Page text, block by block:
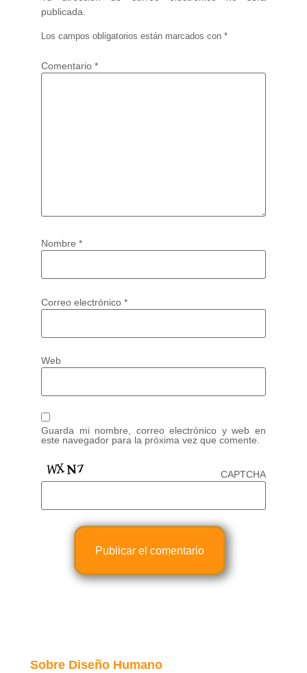
publicada.
Los campos obligatorios están marcados con *
Comentario *
Nombre *
Correo electrónico *
Web
Guarda mi nombre, correo electrónico y web en
este navegador para la próxima vez que comente.
CAPTCHA
Sobre Diseño Humano